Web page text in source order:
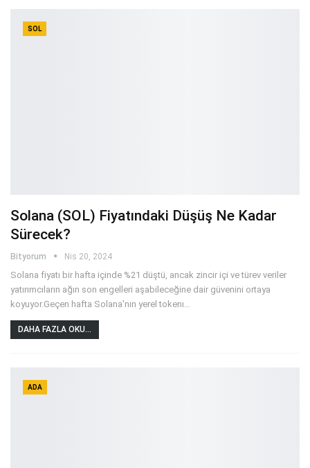
SOL
Solana (SOL) Fiyatındaki Düşüş Ne Kadar
Sürecek?
Bityorum Nis 20, 2024
Solana fiyatı bir hafta içinde %21 düştü, ancak zincir içi ve türev veriler
yatırımcıların ağın son engelleri aşabileceğine dair güvenini ortaya
koyuyor.Geçen hafta Solana'nın yerel tokenı
DAHA FAZLA OKU...
ADA